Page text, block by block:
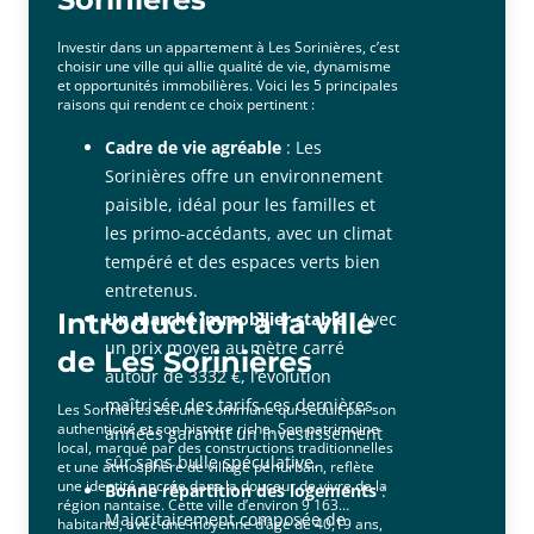
Investir dans un appartement à Les Sorinières, c’est
choisir une ville qui allie qualité de vie, dynamisme
et opportunités immobilières. Voici les 5 principales
raisons qui rendent ce choix pertinent :
Cadre de vie agréable : Les
Sorinières offre un environnement
paisible, idéal pour les familles et
les primo-accédants, avec un climat
tempéré et des espaces verts bien
entretenus.
Un marché immobilier stable: Avec
un prix moyen au mètre carré
autour de 3332 €, l’évolution
maîtrisée des tarifs ces dernières
années garantit un investissement
sûr sans bulle spéculative.
Bonne répartition des logements:
Majoritairement composée de
Introduction à la ville
de Les Sorinières
Les Sorinières est une commune qui séduit par son
authenticité et son histoire riche. Son patrimoine
local, marqué par des constructions traditionnelles
et une atmosphère de village périurbain, reflète
une identité ancrée dans la douceur de vivre de la
région nantaise. Cette ville d’environ 9 163
habitants, avec une moyenne d’âge de 40,19 ans,